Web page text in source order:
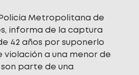
Metropolitana de
informa de la captura
42 años por suponerlo
violación a una menor de
son parte de una